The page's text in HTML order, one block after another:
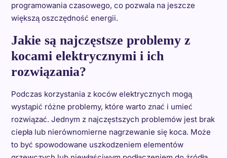
programowania czasowego, co pozwala na jeszcze
większą oszczędność energii.
Jakie są najczęstsze problemy z
kocami elektrycznymi i ich
rozwiązania?
Podczas korzystania z koców elektrycznych mogą
wystąpić różne problemy, które warto znać i umieć
rozwiązać. Jednym z najczęstszych problemów jest brak
ciepła lub nierównomierne nagrzewanie się koca. Może
to być spowodowane uszkodzeniem elementów